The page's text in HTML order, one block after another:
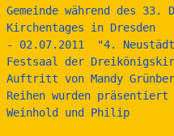
Gemeinde während des 33.
Kirchentages in Dresden
- 02.07.2011  "4.
Festsaal der
Auftritt von Mandy
Reihen wurden präsentiert
Weinhold und Philip